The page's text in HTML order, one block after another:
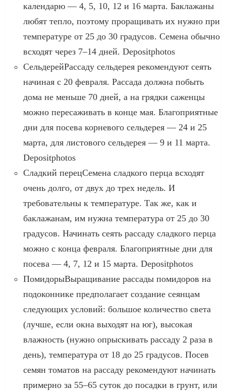
календарю — 4, 5, 10, 12 и 16 марта. Баклажаны
любят тепло, поэтому проращивать их нужно при
температуре от 25 до 30 градусов. Семена обычно
всходят через 7–14 дней. Depositphotos
СельдерейРассаду сельдерея рекомендуют сеять
начиная с 20 февраля. Рассада должна побыть
дома не меньше 70 дней, а на грядки саженцы
можно пересаживать в конце мая. Благоприятные
дни для посева корневого сельдерея — 24 и 25
марта, для листового сельдерея — 9 и 11 марта.
Depositphotos
Сладкий перецСемена сладкого перца всходят
очень долго, от двух до трех недель. И
требовательны к температуре. Так же, как и
баклажанам, им нужна температура от 25 до 30
градусов. Начинать сеять рассаду сладкого перца
можно с конца февраля. Благоприятные дни для
посева — 4, 7, 12 и 15 марта. Depositphotos
ПомидорыВыращивание рассады помидоров на
подоконнике предполагает создание сеянцам
следующих условий: большое количество света
(лучше, если окна выходят на юг), высокая
влажность (нужно опрыскивать рассаду 2 раза в
день), температура от 18 до 25 градусов. Посев
семян томатов на рассаду рекомендуют начинать
примерно за 55–65 суток до посадки в грунт, или